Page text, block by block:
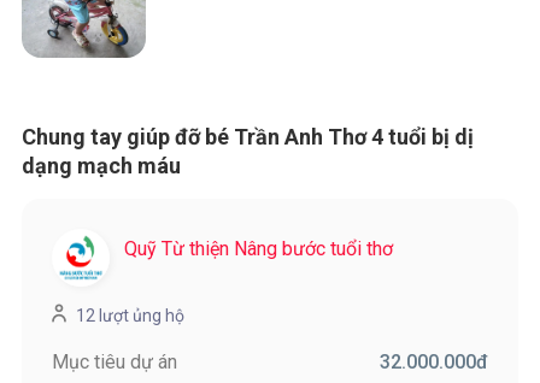
Chung tay giúp đỡ bé Trần Anh Thơ 4 tuổi bị dị
dạng mạch máu
Quỹ Từ thiện Nâng bước tuổi thơ
12 lượt ủng hộ
Mục tiêu dự án 32.000.000đ